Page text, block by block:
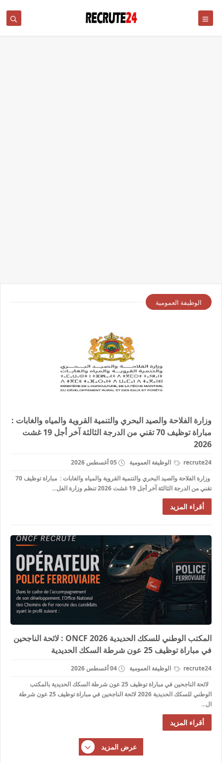
الوظيفة العمومية
وزارة الفلاحة والصيد البحري والتنمية القروية والمياه والغابات :
مباراة توظيف 70 تقني من الدرجة الثالثة آخر أجل 19 غشت
2026
recrute24 الوظيفة العمومية
05 أغسطس 2026
وزارة الفلاحة والصيد البحري والتنمية القروية والمياه والغابات : مباراة توظيف 70
تقني من الدرجة الثالثة آخر أجل 19 غشت 2026 تنظم وزارة الفل...
أقراء المزيد
المكتب الوطني للسكك الحديدية 2026 ONCF : لائحة الناجحين
في مباراة توظيف 25 عون شرطة السكك الحديدية
recrute24 الوظيفة العمومية
04 أغسطس 2026
لائحة الناجحين في مباراة توظيف 25 عون شرطة السكك الحديدية بالمكتب
الوطني للسكك الحديدية 2026 لائحة الناجحين في مباراة توظيف 25 عون شرطة
ال...
أقراء المزيد
عرض المزيد